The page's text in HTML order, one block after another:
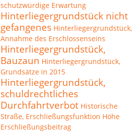
schutzwürdige Erwartung
Hinterliegergrundstück nicht
gefangenes Hinterliegergrundstück,
Annahme des Erschlossenseins
Hinterliegergrundstück,
Bauzaun Hinterliegergrundstück,
Grundsätze in 2015
Hinterliegergrundstück,
schuldrechtliches
Durchfahrtverbot Historische
Straße, Erschließungsfunktion Höhe
Erschließungsbeitrag